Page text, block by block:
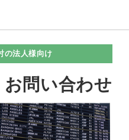
の法人様向け
問い合わせ